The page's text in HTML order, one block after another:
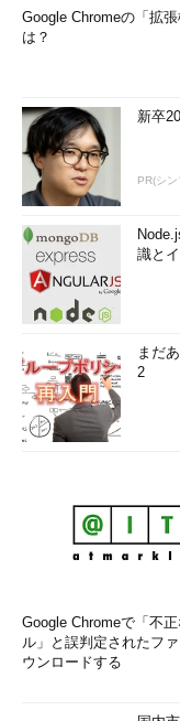
Google Chromeの「拡張
は？
新卒
PR(シ
識と
まだ
2
Google Chromeで「不
ル」と誤判定されたフ
ウンロードする